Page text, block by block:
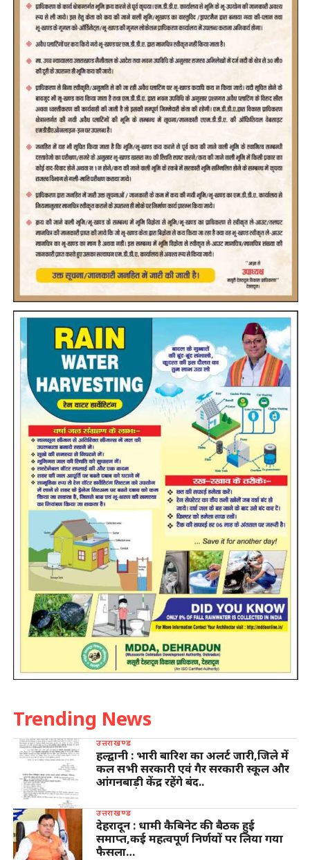
Trending News
उत्तराखण्ड
हल्द्वानी : भारी बारिश का अलर्ट जारी,जिले में
कल सभी सरकारी एवं गैर सरकारी स्कूल और
आंगनबाड़ी केंद्र रहेंगे बंद..
उत्तराखण्ड
देहरादून : धामी कैबिनेट की बैठक हुई
समाप्त,कई महत्वपूर्ण निर्णयों पर लिया गया
फैसला…